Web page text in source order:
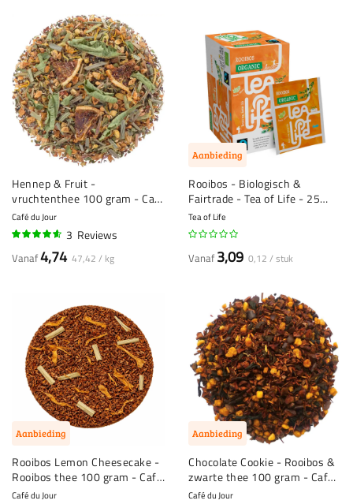
Hennep & Fruit -
vruchtenthee 100 gram - Café
du Jour losse thee
Café du Jour
3 Reviews
Vanaf4,74 47,42 / kg
Aanbieding
Rooibos - Biologisch &
Fairtrade - Tea of Life - 25
theezakjes
Tea of Life
Vanaf 3,09 0,12 / stuk
Aanbieding
Rooibos Lemon Cheesecake -
Rooibos thee 100 gram - Café
du Jour losse thee
Café du Jour
Aanbieding
Chocolate Cookie - Rooibos &
zwarte thee 100 gram - Café
du Jour losse thee
Café du Jour